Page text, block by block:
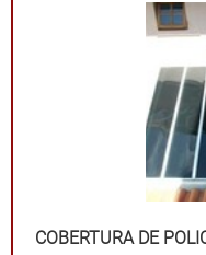
COBERTURA DE